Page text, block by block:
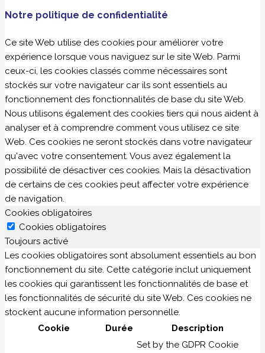
Notre politique de confidentialité
Ce site Web utilise des cookies pour améliorer votre
expérience lorsque vous naviguez sur le site Web. Parmi
ceux-ci, les cookies classés comme nécessaires sont
stockés sur votre navigateur car ils sont essentiels au
fonctionnement des fonctionnalités de base du site Web.
Nous utilisons également des cookies tiers qui nous aident à
analyser et à comprendre comment vous utilisez ce site
Web. Ces cookies ne seront stockés dans votre navigateur
qu'avec votre consentement. Vous avez également la
possibilité de désactiver ces cookies. Mais la désactivation
de certains de ces cookies peut affecter votre expérience
de navigation.
Cookies obligatoires
Cookies obligatoires
Toujours activé
Les cookies obligatoires sont absolument essentiels au bon
fonctionnement du site. Cette catégorie inclut uniquement
les cookies qui garantissent les fonctionnalités de base et
les fonctionnalités de sécurité du site Web. Ces cookies ne
stockent aucune information personnelle.
Cookie
Durée Description
Set by the GDPR Cookie